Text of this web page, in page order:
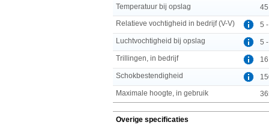
Temperatuur bij opslag
Relatieve vochtigheid in bedrijf (V-V)
5
Luchtvochtigheid bij opslag
5
Trillingen, in bedrijf
Schokbestendigheid
Maximale hoogte, in gebruik
Overige specificaties